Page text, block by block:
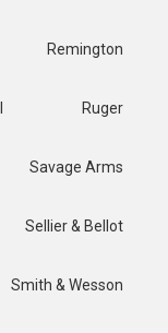
Remington
Ruger
Savage Arms
Sellier & Bellot
Smith & Wesson